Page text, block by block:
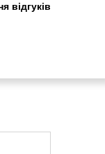
відгуків